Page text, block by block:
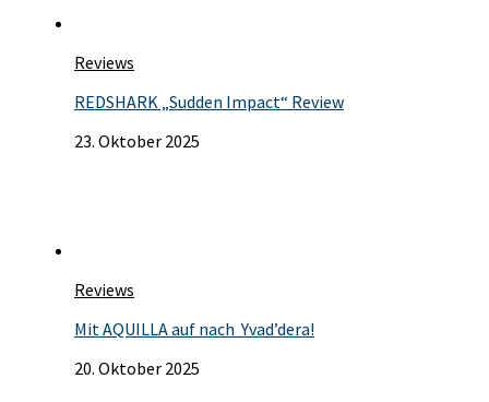
Reviews
REDSHARK „Sudden Impact“ Review
23. Oktober 2025
Reviews
Mit AQUILLA auf nach Yvad’dera!
20. Oktober 2025